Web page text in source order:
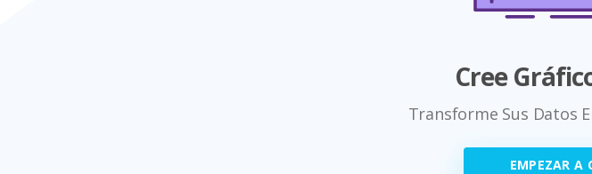
Cree
Transforme Sus Datos
EMPEZAR A